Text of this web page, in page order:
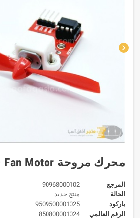
chevron_right
محرك مروحة 5V L9110 Fan Motor
المرجع
90968000102
الحالة
منتج جديد
باركود
9509500001025
الرقم العالمي
850800001024